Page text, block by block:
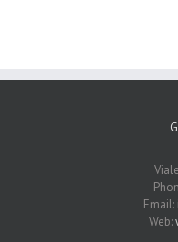
Email:
Web: